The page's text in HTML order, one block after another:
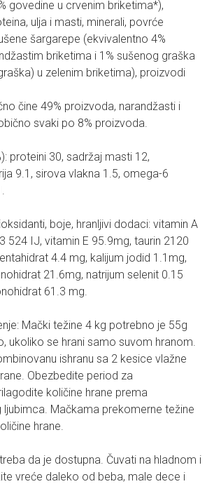
govedine u crvenim briketima*),
ulja i masti, minerali, povrće
šargarepe (ekvivalentno 4%
briketima i 1% sušenog graška
u zelenim briketima), proizvodi
čine 49% proizvoda, narandžasti i
svaki po 8% proizvoda.
proteini 30, sadržaj masti 12,
9.1, sirova vlakna 1.5, omega-6
boje, hranljivi dodaci: vitamin A
524 IJ, vitamin E 95.9mg, taurin 2120
4.4 mg, kalijum jodid 1.1mg,
21.6mg, natrijum selenit 0.15
61.3 mg.
Mački težine 4 kg potrebno je 55g
ukoliko se hrani samo suvom hranom.
ishranu sa 2 kesice vlažne
Obezbedite period za
količine hrane prema
Mačkama prekomerne težine
hrane.
da je dostupna. Čuvati na hladnom i
vreće daleko od beba, male dece i